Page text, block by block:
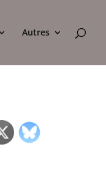
Autres